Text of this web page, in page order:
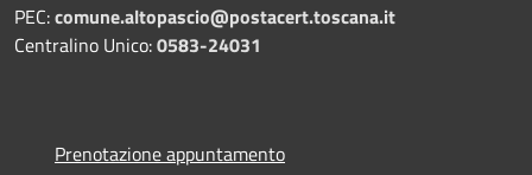
PEC:comune.altopascio@postacert.toscana.it
Centralino Unico:0583-24031
Prenotazione appuntamento